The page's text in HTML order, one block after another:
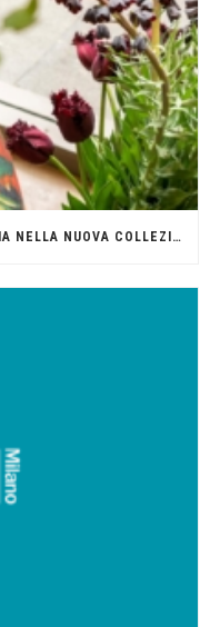
L’INCANTO DELLA PRIMAVERA SBOCCIA NELLA NUOVA COLLEZIONE “1/1” DI OFFICINANDO®